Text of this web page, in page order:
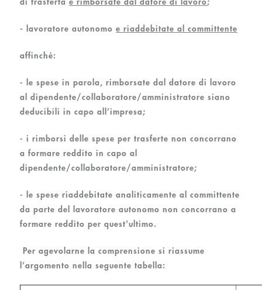
- lavoratore autonomo e riaddebitate al committente
affinchè:
- le spese in parola, rimborsate dal datore di lavoro
al dipendente/collaboratore/amministratore siano
deducibili in capo all’impresa;
- i rimborsi delle spese per trasferte non concorrano
a formare reddito in capo al
dipendente/collaboratore/amministratore;
- le spese riaddebitate analiticamente al committente
da parte del lavoratore autonomo non concorrano a
formare reddito per quest'ultimo.
Per agevolarne la comprensione si riassume
l’argomento nella seguente tabella: